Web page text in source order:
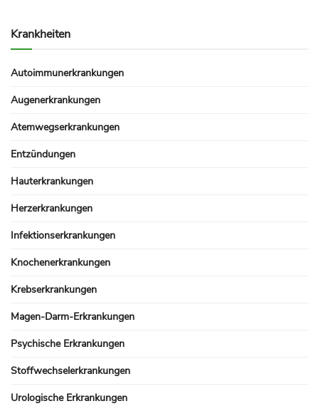
Krankheiten
Autoimmunerkrankungen
Augenerkrankungen
Atemwegserkrankungen
Entzündungen
Hauterkrankungen
Herzerkrankungen
Infektionserkrankungen
Knochenerkrankungen
Krebserkrankungen
Magen-Darm-Erkrankungen
Psychische Erkrankungen
Stoffwechselerkrankungen
Urologische Erkrankungen